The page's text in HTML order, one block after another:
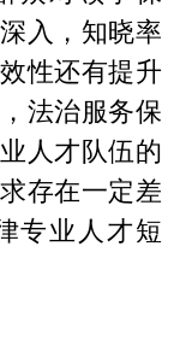
上再
引领
，用心
知度与
营造有
升上再